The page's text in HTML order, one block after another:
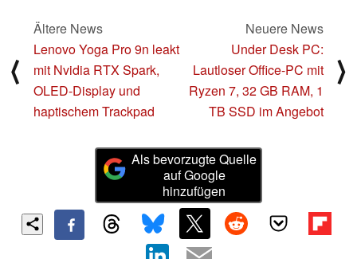
⟨
Ältere News
Lenovo Yoga Pro 9n leakt
mit Nvidia RTX Spark,
OLED-Display und
haptischem Trackpad
Neuere News
Under Desk PC:
Lautloser Office-PC mit
Ryzen 7, 32 GB RAM, 1
TB SSD im Angebot
⟩
Als bevorzugte Quelle
auf Google
hinzufügen